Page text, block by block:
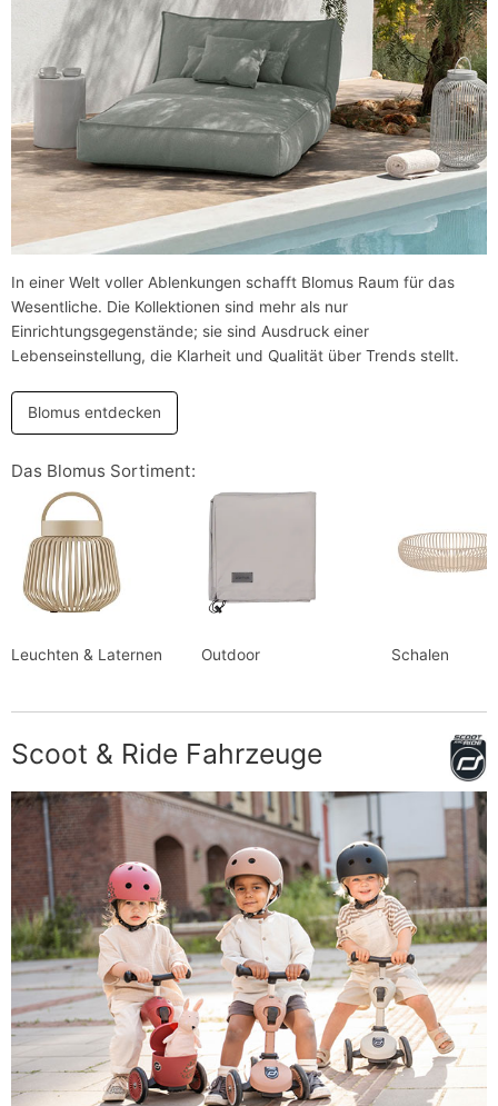
In einer Welt voller Ablenkungen schafft Blomus Raum für das
Wesentliche. Die Kollektionen sind mehr als nur
Einrichtungsgegenstände; sie sind Ausdruck einer
Lebenseinstellung, die Klarheit und Qualität über Trends stellt.
Blomus entdecken
Das Blomus Sortiment:
Leuchten & Laternen Outdoor Schalen
Scoot & Ride Fahrzeuge